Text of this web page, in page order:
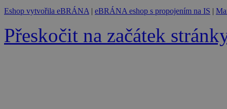
Eshop vytvořila eBRÁNA | eBRÁNA eshop s propojením na IS |
Přeskočit na začátek